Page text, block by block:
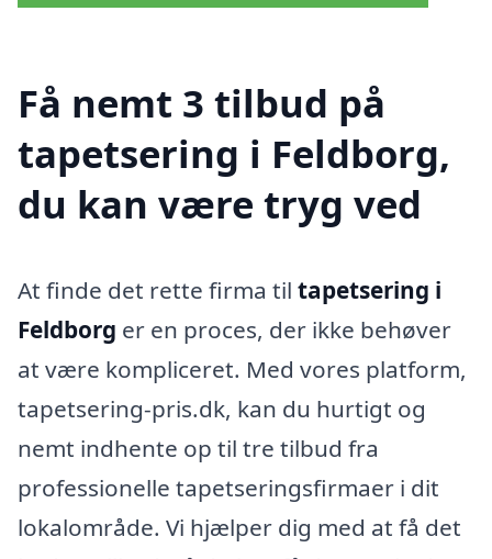
Få nemt 3 tilbud på
tapetsering i Feldborg,
du kan være tryg ved
At finde det rette firma til tapetsering i
Feldborg er en proces, der ikke behøver
at være kompliceret. Med vores platform,
tapetsering-pris.dk, kan du hurtigt og
nemt indhente op til tre tilbud fra
professionelle tapetseringsfirmaer i dit
lokalområde. Vi hjælper dig med at få det